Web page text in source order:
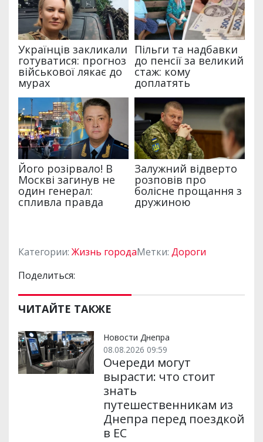
Категории: Жизнь городаМетки: Дороги
Поделиться:
ЧИТАЙТЕ ТАКЖЕ
Новости Днепра
08.08.2026 09:59
Очереди могут
вырасти: что стоит
знать
путешественникам из
Днепра перед поездкой
в ЕС